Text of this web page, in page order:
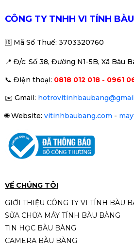
CÔNG TY TNHH VI TÍNH
🆔 Mã Số Thuế: 3703320760
📍 Đ/c: Số 38, Đường N1-5B, Xã Bàu
📞 Điện thoại: 0818 012 018 - 0961
✉️ Gmail:
🌐Website: vitinhbaubang.com -
VỀ CHÚNG TÔI
GIỚI THIỆU CÔNG TY VI TÍNH BÀU
SỬA CHỮA MÁY TÍNH BÀU BÀNG
TIN HỌC BÀU BÀNG
CAMERA BÀU BÀNG